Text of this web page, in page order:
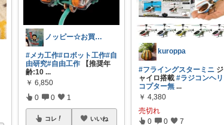
ノッピー☆お買い上げ感謝します🙇☆
#メカ工作#ロボット工作#自
由研究#自由工作 【推奨年
齢:10 ...
￥ 6,850
0 0 1
コレ いいね
kuroppa
#フライングスターミニ ジ
ャイロ搭載#ラジコンヘリ
コプター無 ...
￥ 4,380
売切れ
0 0 7